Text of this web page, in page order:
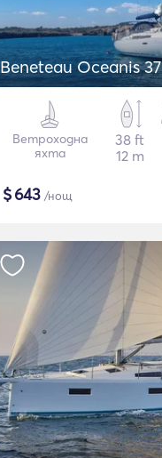
Beneteau Oceanis 37
Ветроходна
яхта
38 ft
12 m
$643 /нощ